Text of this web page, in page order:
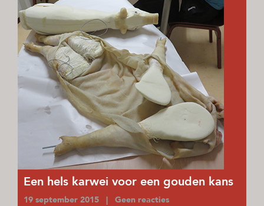
Een hels karwei voor een gouden kans
19 september 2015 | Geen reacties